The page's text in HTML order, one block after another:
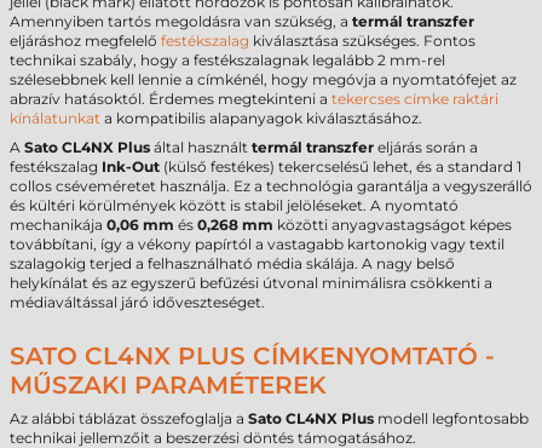
Amennyiben tartós megoldásra van szükség, a termál transzfer
eljáráshoz megfelelő festékszalag kiválasztása szükséges. Fontos
technikai szabály, hogy a festékszalagnak legalább 2 mm-rel
szélesebbnek kell lennie a címkénél, hogy megóvja a nyomtatófejet az
abrazív hatásoktól. Érdemes megtekinteni a tekercses címke raktári
kínálatunkat a kompatibilis alapanyagok kiválasztásához.
A Sato CL4NX Plus által használt termál transzfer eljárás során a
festékszalag Ink-Out (külső festékes) tekercselésű lehet, és a standard 1
collos cséveméretet használja. Ez a technológia garantálja a vegyszerálló
és kültéri körülmények között is stabil jelöléseket. A nyomtató
mechanikája 0,06 mm és 0,268 mm közötti anyagvastagságot képes
továbbítani, így a vékony papírtól a vastagabb kartonokig vagy textil
szalagokig terjed a felhasználható média skálája. A nagy belső
helykínálat és az egyszerű befűzési útvonal minimálisra csökkenti a
médiaváltással járó időveszteséget.
SATO CL4NX PLUS CÍMKENYOMTATÓ -
MŰSZAKI PARAMÉTEREK
Az alábbi táblázat összefoglalja a Sato CL4NX Plus modell legfontosabb
technikai jellemzőit a beszerzési döntés támogatásához.